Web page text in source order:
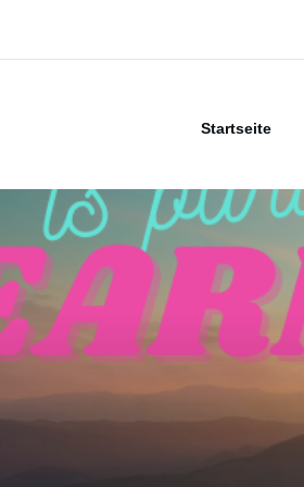
Startseite